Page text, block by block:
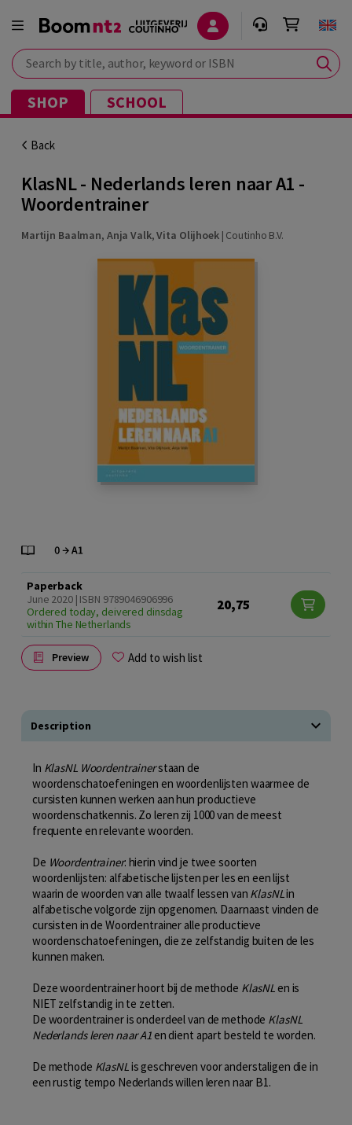
Search by title, author, keyword or ISBN
SHOP SCHOOL
Back
KlasNL - Nederlands leren naar A1 -
Woordentrainer
Martijn Baalman, Anja Valk,Vita Olijhoek| Coutinho B.V.
Paperback
June 2020 | ISBN 9789046906996
Ordered today, deivered dinsdag
within The Netherlands
20,75
Preview Add to wish list
Description
In KlasNL Woordentrainerstaan de
woordenschatoefeningen en woordenlijsten waarmee de
cursisten kunnen werken aan hun productieve
woordenschatkennis. Zo leren zij 1000 van de meest
frequente en relevante woorden.
De Woordentrainer: hierin vind je twee soorten
woordenlijsten: alfabetische lijsten per les en een lijst
waarin de woorden van alle twaalf lessen van KlasNLin
alfabetische volgorde zijn opgenomen. Daarnaast vinden de
cursisten in de Woordentrainer alle productieve
woordenschatoefeningen, die ze zelfstandig buiten de les
kunnen maken.
Deze woordentrainer hoort bij de methode KlasNLen is
NIET zelfstandig in te zetten.
De woordentrainer is onderdeel van de methode KlasNL
Nederlands leren naar A1en dient apart besteld te worden.
De methode KlasNLis geschreven voor anderstaligen die in
een rustig tempo Nederlands willen leren naar B1.